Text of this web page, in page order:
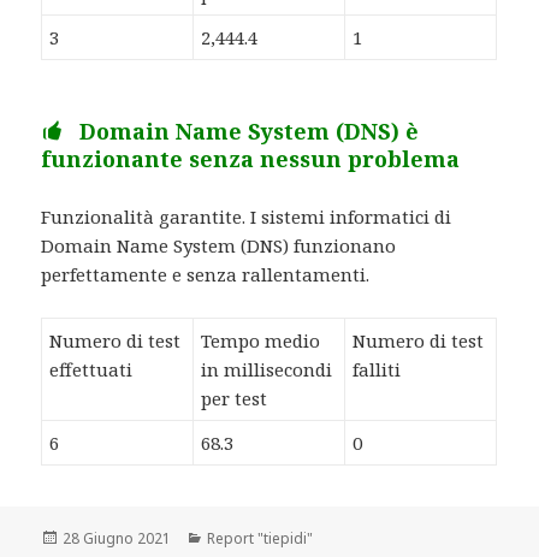
3
2,444.4 1
Domain Name System (DNS) è
funzionante senza nessun problema
Funzionalità garantite. I sistemi informatici di
Domain Name System (DNS) funzionano
perfettamente e senza rallentamenti.
Numero di test
effettuati
Tempo medio
in millisecondi
per test
Numero di test
falliti
6 68.3 0
Scritto
28 Giugno 2021 Categorie
Report "tiepidi"